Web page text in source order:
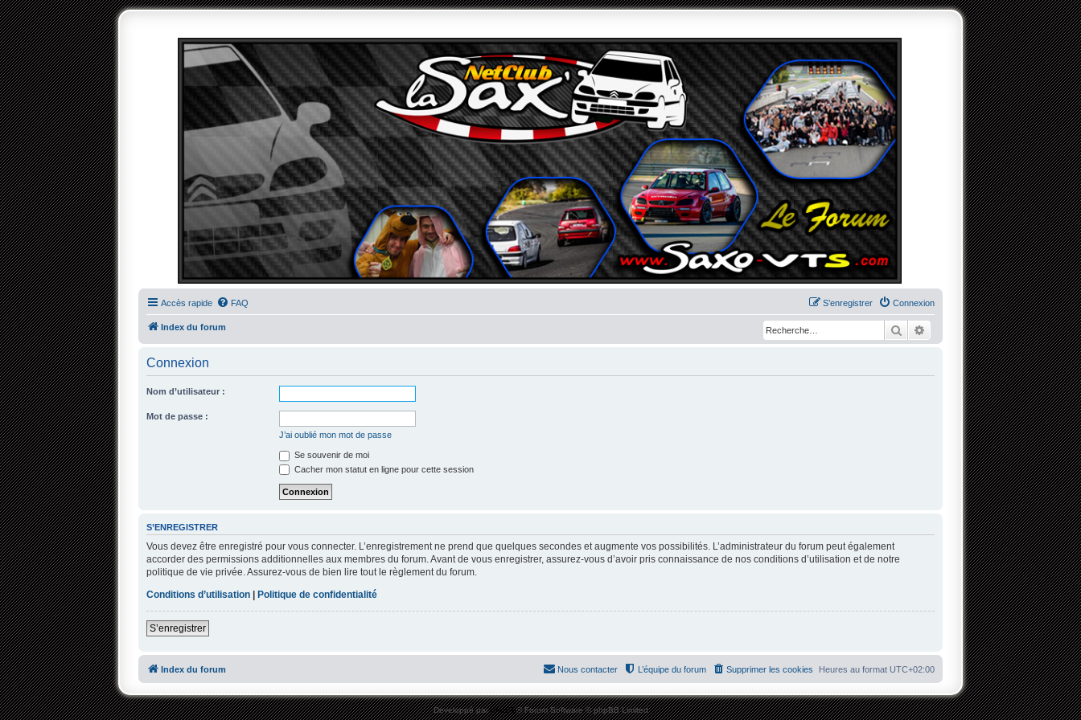
Accès rapide FAQ Connexion
S’enregistrer
Index du forum RechercherRecherche avancée
Connexion
Nom d’utilisateur :
Mot de passe :
J’ai oublié mon mot de passe
Se souvenir de moi
Cacher mon statut en ligne pour cette session
S’ENREGISTRER
Vous devez être enregistré pour vous connecter. L’enregistrement ne prend que quelques secondes et augmente vos possibilités. L’administrateur du forum peut également
accorder des permissions additionnelles aux membres du forum. Avant de vous enregistrer, assurez-vous d’avoir pris connaissance de nos conditions d’utilisation et de notre
politique de vie privée. Assurez-vous de bien lire tout le règlement du forum.
Conditions d’utilisation | Politique de confidentialité
S’enregistrer
Index du forum Heures au format UTC+02:00
Supprimer les cookies
L’équipe du forum
Nous contacter
Développé parphpBB® Forum Software © phpBB Limited